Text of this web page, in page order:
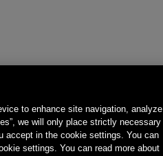
to enhance site navigation, analyze
we will only place strictly necessary
accept in the cookie settings. You can
settings. You can read more about